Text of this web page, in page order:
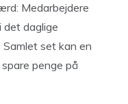
Medarbejdere
daglige
set kan en
penge på